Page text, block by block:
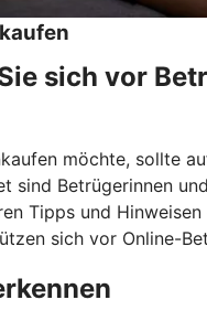
sich vor
möchte, sollte
sind Betrügerinnen
Tipps und Hinweisen
sich vor Online-